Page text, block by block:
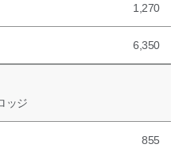
1,270
6,350
ッジ
855